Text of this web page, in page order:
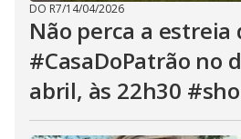
DO R7/14/04/2026
Não perca a estreia
#CasaDoPatrão no
abril, às 22h30